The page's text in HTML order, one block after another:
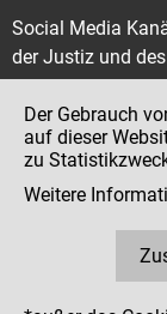
Social Media
der Justiz und
Impressum
Datenschutz
Der Gebrauch
auf dieser
zu
Weitere